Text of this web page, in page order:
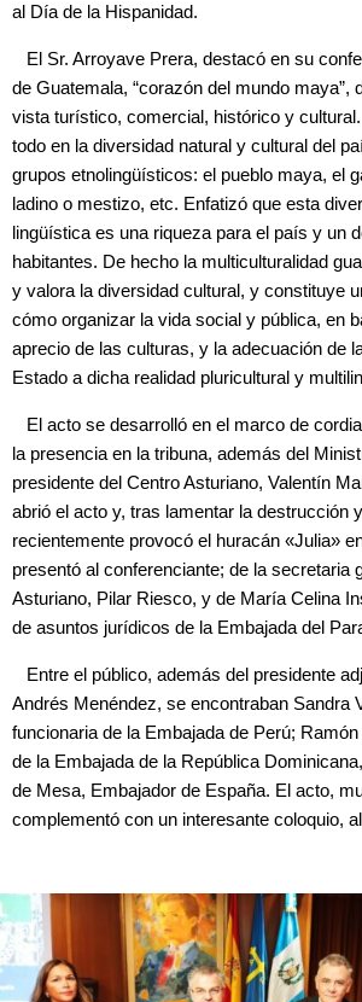
al Día de la Hispanidad.
El Sr. Arroyave Prera, destacó en su
de Guatemala, “corazón del mundo maya”,
vista turístico, comercial, histórico y
todo en la diversidad natural y cultural del
grupos etnolingüísticos: el pueblo maya, el
ladino o mestizo, etc. Enfatizó que esta
lingüística es una riqueza para el país y un
habitantes. De hecho la multiculturalidad
y valora la diversidad cultural, y constituye
cómo organizar la vida social y pública, en
aprecio de las culturas, y la adecuación de
Estado a dicha realidad pluricultural y
El acto se desarrolló en el marco de
la presencia en la tribuna, además del
presidente del Centro Asturiano, Valentín
abrió el acto y, tras lamentar la destrucción
recientemente provocó el huracán «Julia»
presentó al conferenciante; de la secretaria
Asturiano, Pilar Riesco, y de María Celina
de asuntos jurídicos de la Embajada del
Entre el público, además del presidente
Andrés Menéndez, se encontraban Sandra
funcionaria de la Embajada de Perú;
de la Embajada de la República
de Mesa, Embajador de España. El acto,
complementó con un interesante coloquio,